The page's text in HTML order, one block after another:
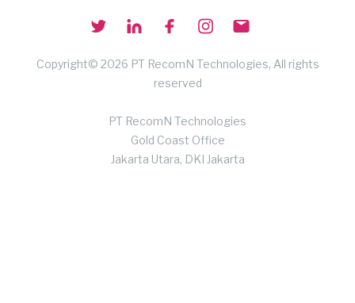
Copyright© 2026 PT RecomN Technologies, All rights
reserved
PT RecomN Technologies
Gold Coast Office
Jakarta Utara, DKI Jakarta